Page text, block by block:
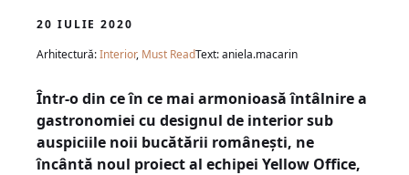
20 IULIE 2020
Arhitectură:Interior, Must ReadText: aniela.macarin
Într-o din ce în ce mai armonioasă întâlnire a
gastronomiei cu designul de interior sub
auspiciile noii bucătării românești, ne
încântă noul proiect al echipei Yellow Office,